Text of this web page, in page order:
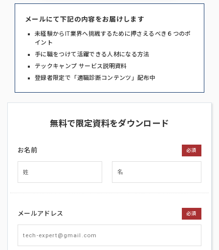
メールにて下記の内容をお届けします
未経験からIT業界へ挑戦するために押さえるべき６つのポ
イント
手に職をつけて活躍できる人材になる方法
テックキャンプ サービス説明資料
登録者限定で「適職診断コンテンツ」配布中
無料で限定資料をダウンロード
お名前 必須
メールアドレス 必須